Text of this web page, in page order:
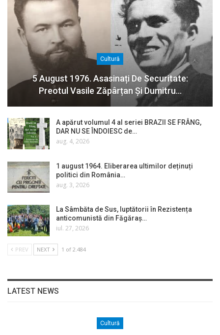
Cultură
5 August 1976. Asasinați De Securitate:
Preotul Vasile Zăpârțan Și Dumitru…
A apărut volumul 4 al seriei BRAZII SE FRÂNG,
DAR NU SE ÎNDOIESC de…
aug. 4, 2026
1 august 1964. Eliberarea ultimilor deținuți
politici din România…
aug. 3, 2026
La Sâmbăta de Sus, luptătorii în Rezistența
anticomunistă din Făgăraș…
iul. 27, 2026
PREV NEXT 1 of 2.484
LATEST NEWS
Cultură